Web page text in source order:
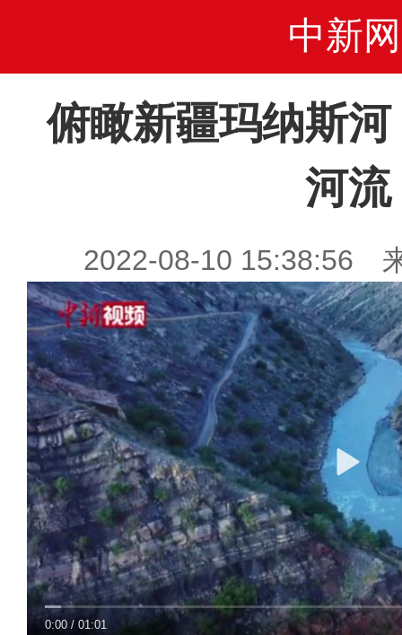
中新网
俯瞰新疆玛纳斯
河流
2022-08-10 15:38:56
0:00 /01:01